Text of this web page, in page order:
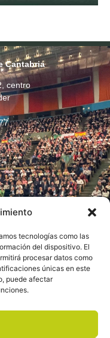
tecnologías como las
del dispositivo. El
procesar datos como
únicas en este
puede afectar
Cantabria
centro